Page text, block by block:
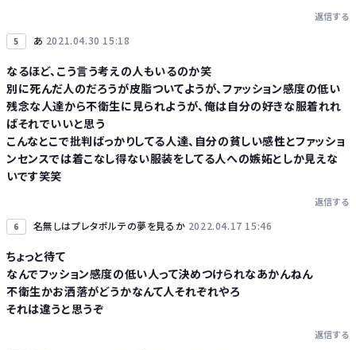
返信する
5 あ 2021.04.30 15:18
なるほど、こう言う考えの人もいるのか笑
別に死んだ人のだろうが皮脂ついてようが、ファッション感度の低い
残念な人達から不衛生に見られようが、俺は自分の好きな服着れれ
ばそれでいいと思う
こんなとこで批判ばっかりしてる人達、自分の貧しい感性とファッショ
ンセンスでは着こなし得ない服装をしてる人への嫉妬としか見えな
いです笑笑
返信する
6 名無しはプレタポルテの夢を見るか 2022.04.17 15:46
ちょっと待て
なんでフッション感度の低い人って決めつけられなあかんねん
不衛生かお洒落がどうかなんて人それぞれやろ
それは違うと思うぞ
返信する